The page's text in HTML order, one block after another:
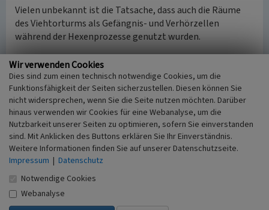
Vielen unbekannt ist die Tatsache, dass auch die Räume
des Viehtorturms als Gefängnis- und Verhörzellen
während der Hexenprozesse genutzt wurden.
Das Mühlbachtor
Obwohl heute zum Teil verschüttet, ist dieses Tor eine
architektonische Besonderheit. Hierbei handelt es sich
um ein reines Wassertor, welches den Eintritt des
Mühlbachs in die Stadt gewährte. Dieser nahm hier seinen
Weg durch das Stadtzentrum bis er schließlich in den
Rhein mündete. Vor dem Mühlbachtor befand sich früher
ein Teich, der wahrscheinlich die Wassermenge des Bachs
regulierte, da es in der Stadt mehrere Mühlen gab.
(Tobias Wettstein , Universität Koblenz-Landau, 2014)
Wir verwenden Cookies
Dies sind zum einen technisch notwendige Cookies, um die
Funktionsfähigkeit der Seiten sicherzustellen. Diesen können Sie
nicht widersprechen, wenn Sie die Seite nutzen möchten. Darüber
hinaus verwenden wir Cookies für eine Webanalyse, um die
Nutzbarkeit unserer Seiten zu optimieren, sofern Sie einverstanden
sind. Mit Anklicken des Buttons erklären Sie Ihr Einverständnis.
Weitere Informationen finden Sie auf unserer Datenschutzseite.
Impressum | Datenschutz
Notwendige Cookies
Webanalyse